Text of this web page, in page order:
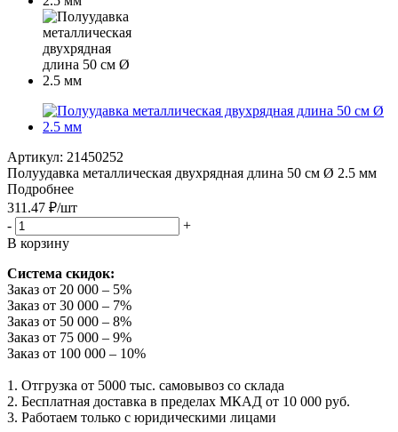
Артикул: 21450252
Полуудавка металлическая двухрядная длина 50 см Ø 2.5 мм
Подробнее
311.47 ₽/шт
-
+
В корзину
Система скидок:
Заказ от 20 000 – 5%
Заказ от 30 000 – 7%
Заказ от 50 000 – 8%
Заказ от 75 000 – 9%
Заказ от 100 000 – 10%
1. Отгрузка от 5000 тыс. самовывоз со склада
2. Бесплатная доставка в пределах МКАД от 10 000 руб.
3. Работаем только с юридическими лицами